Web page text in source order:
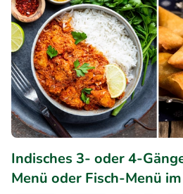
Indisches 3- oder 4-
Menü oder Fisch-Menü